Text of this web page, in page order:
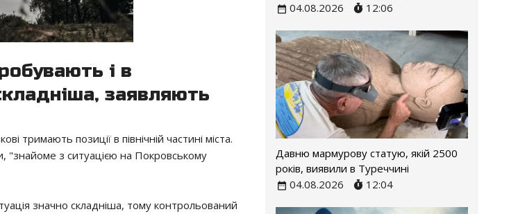
і в
заявляють
тримають позиції в північній частині міста.
"знайоме з ситуацією на Покровському
значно складніша, тому контрольований
04.08.2026
12:06
Давню мармурову статую, якій 2500
років, виявили в Туреччині
04.08.2026
12:04